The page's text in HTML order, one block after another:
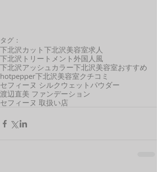
タグ：
下北沢カット 下北沢美容室求人
下北沢トリートメント 外国人風
下北沢アッシュカラー下北沢美容室おすすめ
hotpepper下北沢美容室クチコミ
セフィーヌ シルクウェットパウダー
渡辺直美 ファンデーション
セフィーヌ 取扱い店